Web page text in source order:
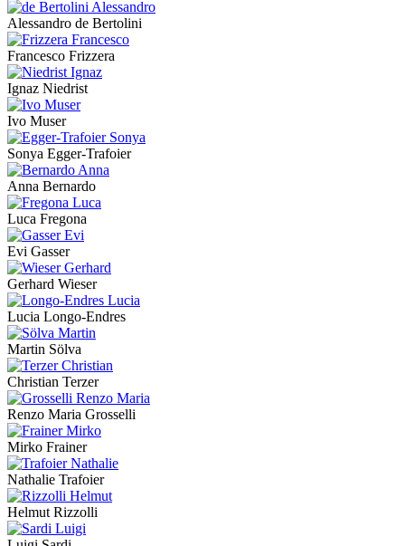
Alessandro de Bertolini
Francesco Frizzera
Ignaz Niedrist
Ivo Muser
Sonya Egger-Trafoier
Anna Bernardo
Luca Fregona
Evi Gasser
Gerhard Wieser
Lucia Longo-Endres
Martin Sölva
Christian Terzer
Renzo Maria Grosselli
Mirko Frainer
Nathalie Trafoier
Helmut Rizzolli